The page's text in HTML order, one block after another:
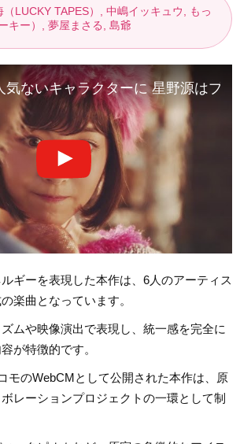
LUCKY TAPES）, 中嶋イッキュウ, もっ
キー）, 夢屋まさる, 島爺
気ないキャラクターに 星野源はプ
ギーを表現した本作は、6人のアーティス
楽曲となっています。
ムや映像演出で表現し、統一感を完全に
が特徴的です。
モのWebCMとして公開された本作は、原
レーションプロジェクトの一環として制